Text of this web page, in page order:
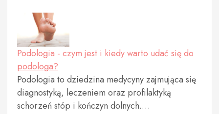
Podologia - czym jest i kiedy warto udać się do
podologa?
Podologia to dziedzina medycyny zajmująca się
diagnostyką, leczeniem oraz profilaktyką
schorzeń stóp i kończyn dolnych.…